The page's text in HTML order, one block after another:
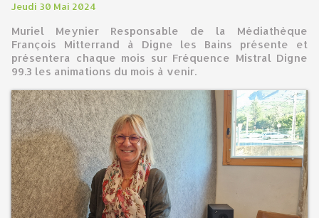
Jeudi 30 Mai 2024
Muriel Meynier Responsable de la Médiathèque
François Mitterrand à Digne les Bains présente et
présentera chaque mois sur Fréquence Mistral Digne
99.3 les animations du mois à venir.